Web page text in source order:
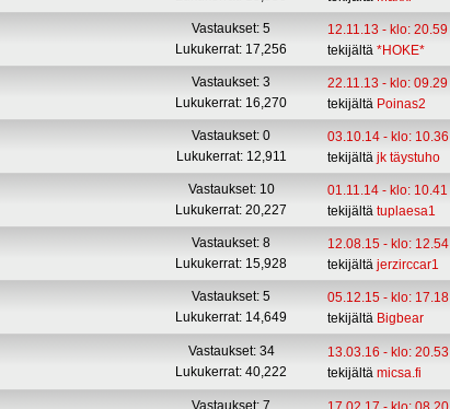
Vastaukset: 5
Lukukerrat: 17,256
12.11.13 - klo: 20.59
tekijältä*HOKE*
Vastaukset: 3
Lukukerrat: 16,270
22.11.13 - klo: 09.29
tekijältä Poinas2
Vastaukset: 0
Lukukerrat: 12,911
03.10.14 - klo: 10.36
tekijältäjk täystuho
Vastaukset: 10
Lukukerrat: 20,227
01.11.14 - klo: 10.41
tekijältätuplaesa1
Vastaukset: 8
Lukukerrat: 15,928
12.08.15 - klo: 12.54
tekijältäjerzirccar1
Vastaukset: 5
Lukukerrat: 14,649
05.12.15 - klo: 17.18
tekijältä Bigbear
Vastaukset: 34
Lukukerrat: 40,222
13.03.16 - klo: 20.53
tekijältämicsa.fi
Vastaukset: 7